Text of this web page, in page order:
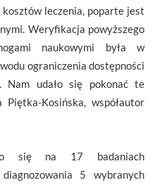
kosztów leczenia, poparte jest
Weryfikacja powyższego
naukowymi była w
ograniczenia dostępności
Nam udało się pokonać te
Kosińska, współautor
się na 17 badaniach
5 wybranych